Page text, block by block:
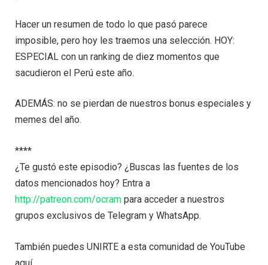
Hacer un resumen de todo lo que pasó parece
imposible, pero hoy les traemos una selección. HOY:
ESPECIAL con un ranking de diez momentos que
sacudieron el Perú este año.
ADEMÁS: no se pierdan de nuestros bonus especiales y
memes del año.
****
¿Te gustó este episodio? ¿Buscas las fuentes de los
datos mencionados hoy? Entra a
http://patreon.com/ocram para acceder a nuestros
grupos exclusivos de Telegram y WhatsApp.
También puedes UNIRTE a esta comunidad de YouTube
aquí